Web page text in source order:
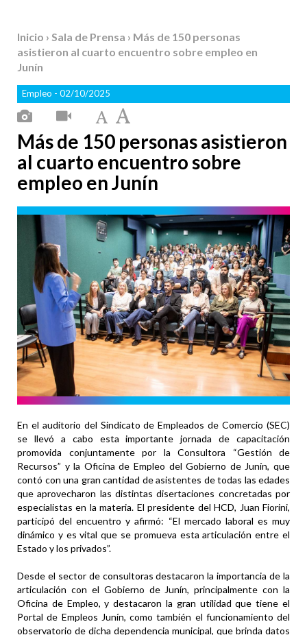
Inicio › Sala de Prensa › Más de 150 personas
asistieron al cuarto encuentro sobre empleo en
Junín
Empleo - 02/10/2025
Más de 150 personas asistieron
al cuarto encuentro sobre
empleo en Junín
En el auditorio del Sindicato de Empleados de Comercio (SEC)
se llevó a cabo esta importante jornada de capacitación
promovida conjuntamente por la Consultora “Gestión de
Recursos” y la Oficina de Empleo del Gobierno de Junín, que
contó con una gran cantidad de asistentes de todas las edades
que aprovecharon las distintas disertaciones concretadas por
especialistas en la materia. El presidente del HCD, Juan Fiorini,
participó del encuentro y afirmó: “El mercado laboral es muy
dinámico y es vital que se promueva esta articulación entre el
Estado y los privados”.
Desde el sector de consultoras destacaron la importancia de la
articulación con el Gobierno de Junín, principalmente con la
Oficina de Empleo, y destacaron la gran utilidad que tiene el
Portal de Empleos Junín, como también el funcionamiento del
observatorio de dicha dependencia municipal, que brinda datos